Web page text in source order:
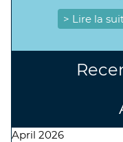
> Lire la
April 2026